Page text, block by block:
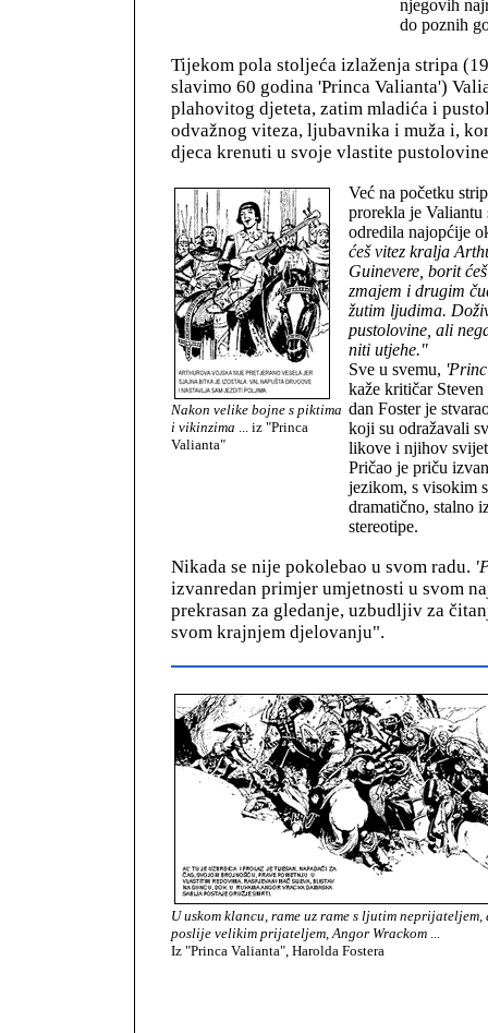
njegovih
do poznih
Tijekom pola stoljeća izlaženja stripa
slavimo 60 godina 'Princa Valianta')
plahovitog djeteta, zatim mladića i
odvažnog viteza, ljubavnika i muža i,
djeca krenuti u svoje vlastite
Nakon velike bojne s piktima
i vikinzima ... iz "Princa
Valianta"
Već na početku
prorekla je Valiantu
odredila najopćije
ćeš vitez kralja
Guinevere, borit
zmajem i drugim
žutim ljudima.
pustolovine, ali
niti utjehe."
Sve u svemu,
kaže kritičar
dan Foster je
koji su odražavali
likove i njihov
Pričao je priču
jezikom, s visokim
dramatično, stalno
stereotipe.
Nikada se nije pokolebao u svom radu.
izvanredan primjer umjetnosti u svom
prekrasan za gledanje, uzbudljiv za
svom krajnjem djelovanju".
U uskom klancu, rame uz rame s ljutim neprijateljem,
poslije velikim prijateljem, Angor Wrackom ...
Iz "Princa Valianta", Harolda Fostera